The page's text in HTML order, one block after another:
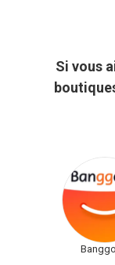
Si vous